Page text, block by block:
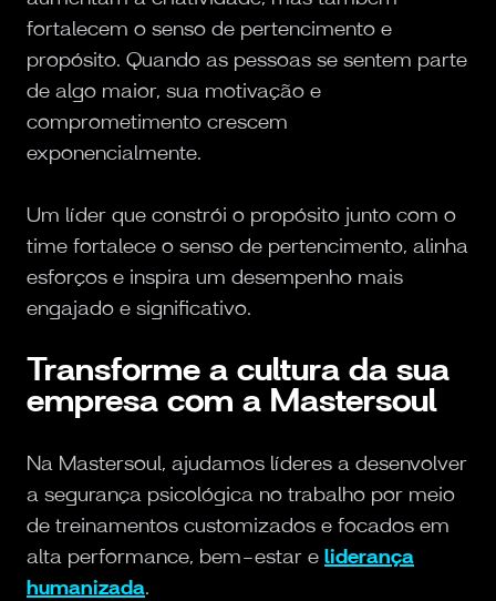
fortalecem o senso de pertencimento e
propósito. Quando as pessoas se sentem parte
de algo maior, sua motivação e
comprometimento crescem
exponencialmente.
Um líder que constrói o propósito junto com o
time fortalece o senso de pertencimento, alinha
esforços e inspira um desempenho mais
engajado e significativo.
Transforme a cultura da sua
empresa com a Mastersoul
Na Mastersoul, ajudamos líderes a desenvolver
a segurança psicológica no trabalho por meio
de treinamentos customizados e focados em
alta performance, bem-estar e liderança
humanizada.